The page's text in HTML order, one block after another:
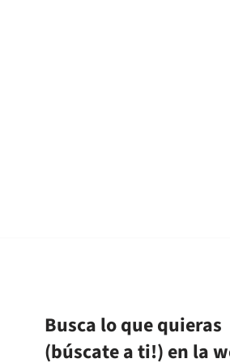
Busca lo que quieras
(búscate a ti!) en la